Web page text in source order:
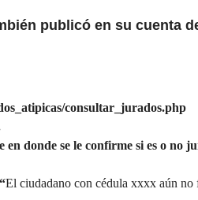
publicó en su cuenta
consultar_jurados.php
donde se le confirme si es o no
El ciudadano con cédula xxxx aún no